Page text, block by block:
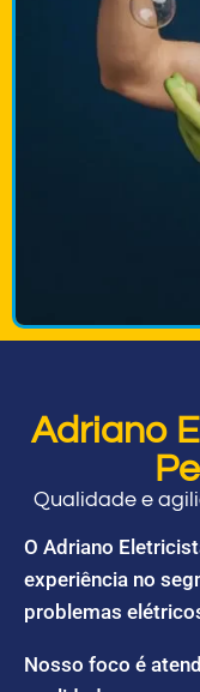
Adriano
Qualidade e
O Adriano
experiência no
problemas
Nosso foco é